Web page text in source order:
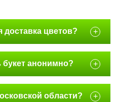
доставка цветов? +
анонимно? +
области? +